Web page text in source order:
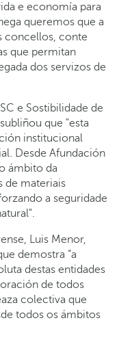
e economía para
queremos que a
concellos, conte
que permitan
dos servizos de
e Sostibilidade de
que "esta
institucional
Desde Afundación
ámbito da
de materiais
a seguridade
Luis Menor,
demostra “a
destas entidades
de todos
colectiva que
todos os ámbitos